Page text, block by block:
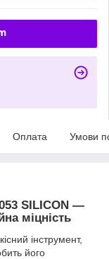
Оплата Умови
SILICON —
міцність
інструмент,
його